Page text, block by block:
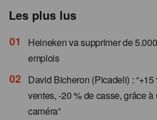
Les plus lus
Heineken va supprimer de
emplois
David Bicheron (Picadeli) : “+15
ventes, -20 % de casse, grâce à
caméra”